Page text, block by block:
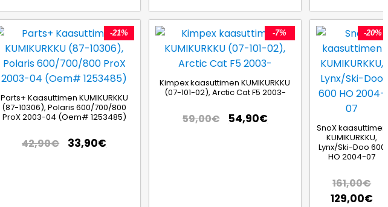
-21%
Parts+ Kaasuttimen KUMIKURKKU
(87-10306), Polaris 600/700/800
ProX 2003-04 (Oem# 1253485)
42,90€ 33,90€
-7%
Kimpex kaasuttimen KUMIKURKKU
(07-101-02), Arctic Cat F5 2003-
59,00€ 54,90€
-20%
SnoX kaasuttimen
KUMIKURKKU,
Lynx/Ski-Doo 600
HO 2004-07
161,00€
129,00€